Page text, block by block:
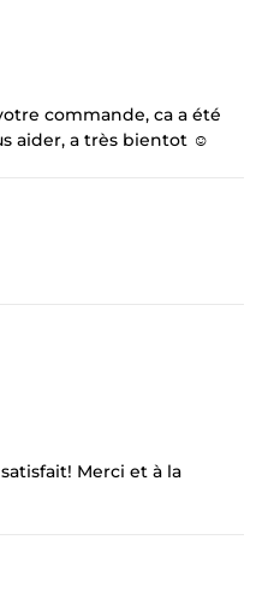
commande, ca a été
aider, a très bientot ☺️
Merci et à la